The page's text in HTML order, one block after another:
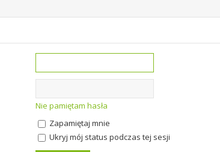
Nie pamiętam hasła
Zapamiętaj mnie
Ukryj mój status podczas tej sesji